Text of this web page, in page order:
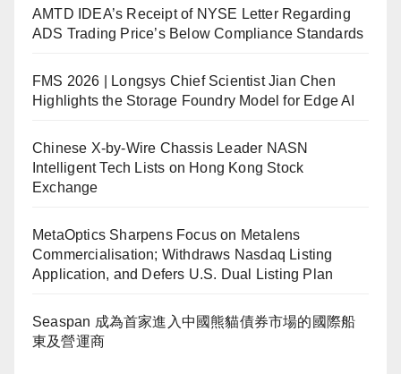
AMTD IDEA’s Receipt of NYSE Letter Regarding
ADS Trading Price’s Below Compliance Standards
FMS 2026 | Longsys Chief Scientist Jian Chen
Highlights the Storage Foundry Model for Edge AI
Chinese X-by-Wire Chassis Leader NASN
Intelligent Tech Lists on Hong Kong Stock
Exchange
MetaOptics Sharpens Focus on Metalens
Commercialisation; Withdraws Nasdaq Listing
Application, and Defers U.S. Dual Listing Plan
Seaspan 成為首家進入中國熊貓債券市場的國際船
東及營運商